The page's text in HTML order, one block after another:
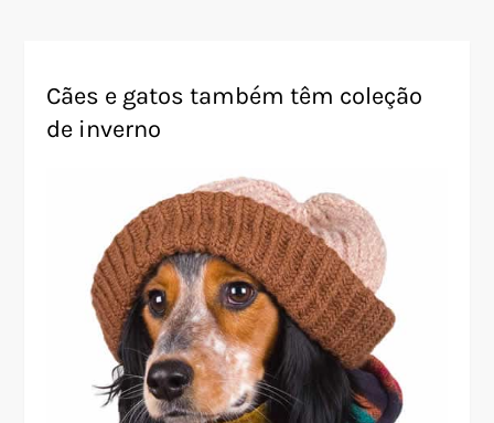
Cães e gatos também têm coleção
de inverno